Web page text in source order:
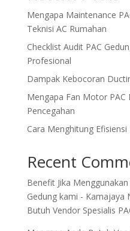
Mengapa Maintenance
Teknisi AC Rumahan
Checklist Audit PAC
Profesional
Dampak Kebocoran
Mengapa Fan Motor PAC
Pencegahan
Cara Menghitung Efisiensi
Recent
Benefit Jika
Gedung kami - Kamajaya
Butuh Vendor Spesialis